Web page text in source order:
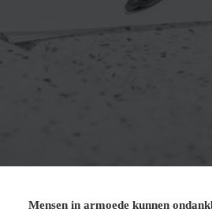
Mensen in armoede kunnen